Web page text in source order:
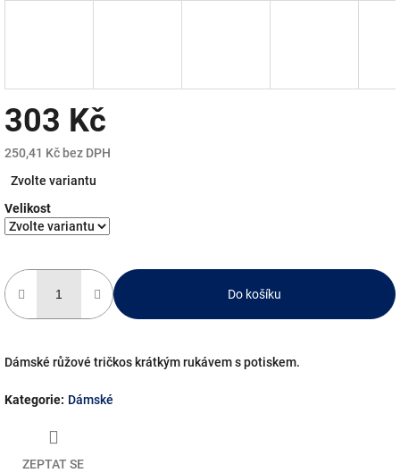
303 Kč
250,41 Kč bez DPH
cena:
Zvolte variantu
Velikost
Do košíku
Dámské růžové tričkos krátkým rukávem s potiskem.
Kategorie: Dámské
ZEPTAT SE